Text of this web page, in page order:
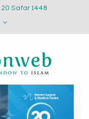
20 Safar 1448